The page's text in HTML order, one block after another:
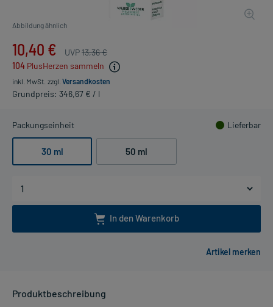
Abbildung ähnlich
10,40 € UVP13,36 €
104 PlusHerzen sammeln
inkl. MwSt. zzgl. Versandkosten
Grundpreis: 346,67 € / l
Packungseinheit Lieferbar
30 ml 50 ml
In den Warenkorb
Produktbeschreibung